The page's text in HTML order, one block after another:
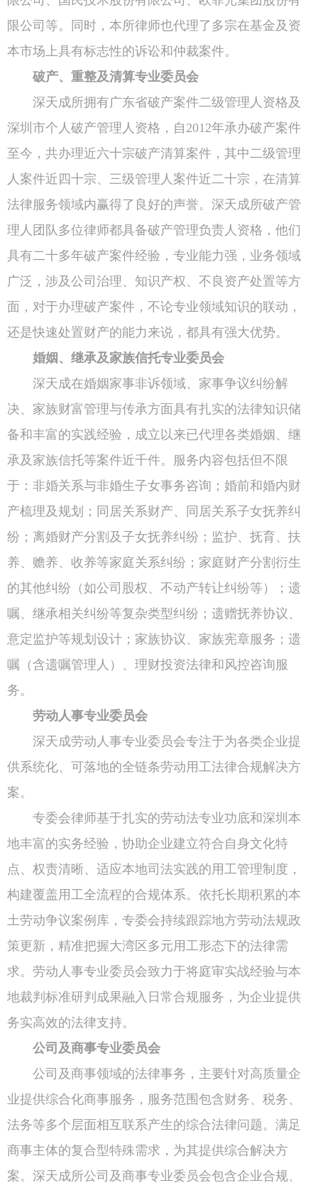
限公司等。同时，本所律师也代理了多宗在基金及资
本市场上具有标志性的诉讼和仲裁案件。
破产、重整及清算专业委员会
深天成所拥有广东省破产案件二级管理人资格及
深圳市个人破产管理人资格，自2012年承办破产案件
至今，共办理近六十宗破产清算案件，其中二级管理
人案件近四十宗、三级管理人案件近二十宗，在清算
法律服务领域内赢得了良好的声誉。深天成所破产管
理人团队多位律师都具备破产管理负责人资格，他们
具有二十多年破产案件经验，专业能力强，业务领域
广泛，涉及公司治理、知识产权、不良资产处置等方
面，对于办理破产案件，不论专业领域知识的联动，
还是快速处置财产的能力来说，都具有强大优势。
婚姻、继承及家族信托专业委员会
深天成在婚姻家事非诉领域、家事争议纠纷解
决、家族财富管理与传承方面具有扎实的法律知识储
备和丰富的实践经验，成立以来已代理各类婚姻、继
承及家族信托等案件近千件。服务内容包括但不限
于：非婚关系与非婚生子女事务咨询；婚前和婚内财
产梳理及规划；同居关系财产、同居关系子女抚养纠
纷；离婚财产分割及子女抚养纠纷；监护、抚育、扶
养、赡养、收养等家庭关系纠纷；家庭财产分割衍生
的其他纠纷（如公司股权、不动产转让纠纷等）；遗
嘱、继承相关纠纷等复杂类型纠纷；遗赠抚养协议、
意定监护等规划设计；家族协议、家族宪章服务；遗
嘱（含遗嘱管理人）、理财投资法律和风控咨询服
务。
劳动人事专业委员会
深天成劳动人事专业委员会专注于为各类企业提
供系统化、可落地的全链条劳动用工法律合规解决方
案。
专委会律师基于扎实的劳动法专业功底和深圳本
地丰富的实务经验，协助企业建立符合自身文化特
点、权责清晰、适应本地司法实践的用工管理制度，
构建覆盖用工全流程的合规体系。依托长期积累的本
土劳动争议案例库，专委会持续跟踪地方劳动法规政
策更新，精准把握大湾区多元用工形态下的法律需
求。劳动人事专业委员会致力于将庭审实战经验与本
地裁判标准研判成果融入日常合规服务，为企业提供
务实高效的法律支持。
公司及商事专业委员会
公司及商事领域的法律事务，主要针对高质量企
业提供综合化商事服务，服务范围包含财务、税务、
法务等多个层面相互联系产生的综合法律问题。满足
商事主体的复合型特殊需求，为其提供综合解决方
案。深天成所公司及商事专业委员会包含企业合规、